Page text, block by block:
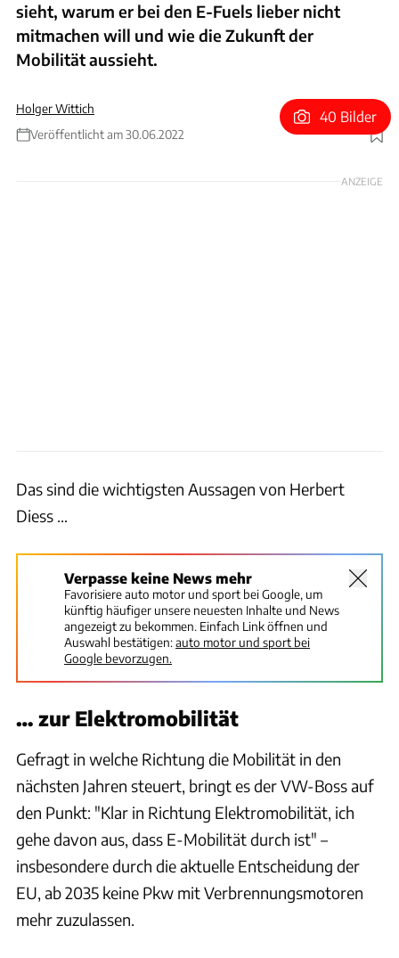
sieht, warum er bei den E-Fuels lieber nicht
mitmachen will und wie die Zukunft der
Mobilität aussieht.
Holger Wittich
Veröffentlicht am 30.06.2022
Foto: VW
40 Bilder
ANZEIGE
Das sind die wichtigsten Aussagen von Herbert
Diess …
Verpasse keine News mehr
Favorisiere auto motor und sport bei Google, um
künftig häufiger unsere neuesten Inhalte und News
angezeigt zu bekommen. Einfach Link öffnen und
Auswahl bestätigen:auto motor und sport bei
Google bevorzugen.
… zur Elektromobilität
Gefragt in welche Richtung die Mobilität in den
nächsten Jahren steuert, bringt es der VW-Boss auf
den Punkt: "Klar in Richtung Elektromobilität, ich
gehe davon aus, dass E-Mobilität durch ist" –
insbesondere durch die aktuelle Entscheidung der
EU, ab 2035 keine Pkw mit Verbrennungsmotoren
mehr zuzulassen.